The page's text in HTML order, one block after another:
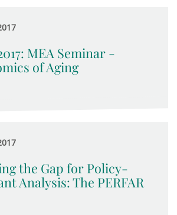
MEA Seminar -
of Aging
the Gap for Policy-
Analysis: The PERFAR